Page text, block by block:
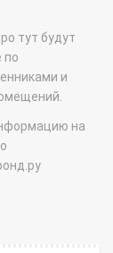
тут будут
по
и
на